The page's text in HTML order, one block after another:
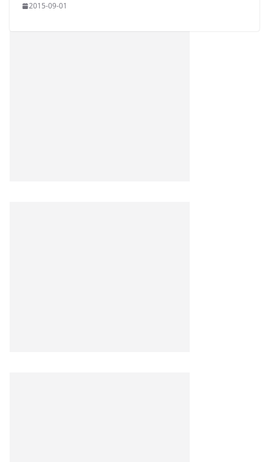
2015-09-01